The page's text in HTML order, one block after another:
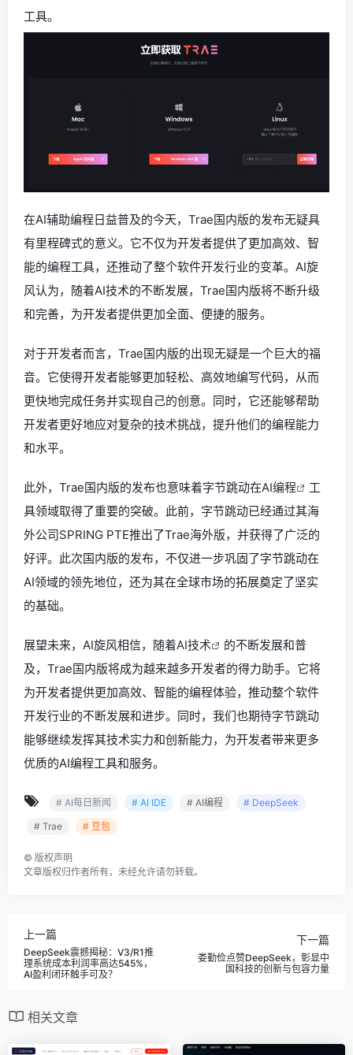
工具。
在AI辅助编程日益普及的今天，Trae国内版的发布无疑具
有里程碑式的意义。它不仅为开发者提供了更加高效、智
能的编程工具，还推动了整个软件开发行业的变革。AI旋
风认为，随着AI技术的不断发展，Trae国内版将不断升级
和完善，为开发者提供更加全面、便捷的服务。
对于开发者而言，Trae国内版的出现无疑是一个巨大的福
音。它使得开发者能够更加轻松、高效地编写代码，从而
更快地完成任务并实现自己的创意。同时，它还能够帮助
开发者更好地应对复杂的技术挑战，提升他们的编程能力
和水平。
此外，Trae国内版的发布也意味着字节跳动在AI编程
工
具领域取得了重要的突破。此前，字节跳动已经通过其海
外公司SPRING PTE推出了Trae海外版，并获得了广泛的
好评。此次国内版的发布，不仅进一步巩固了字节跳动在
AI领域的领先地位，还为其在全球市场的拓展奠定了坚实
的基础。
展望未来，AI旋风相信，随着AI技术
的不断发展和普
及，Trae国内版将成为越来越多开发者的得力助手。它将
为开发者提供更加高效、智能的编程体验，推动整个软件
开发行业的不断发展和进步。同时，我们也期待字节跳动
能够继续发挥其技术实力和创新能力，为开发者带来更多
优质的AI编程工具和服务。
# AI每日新闻 # AI IDE # AI编程
# DeepSeek
# Trae
# 豆包
© 版权声明
文章版权归作者所有，未经允许请勿转载。
上一篇
DeepSeek震撼揭秘：V3/R1推
理系统成本利润率高达545%，
AI盈利闭环触手可及？
下一篇
娄勤俭点赞DeepSeek，彰显中
国科技的创新与包容力量
相关文章